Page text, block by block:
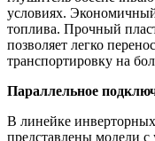
условиях.
топлива. Прочный
позволяет легко
транспортировку на
Параллельное
В линейке
представлены модели